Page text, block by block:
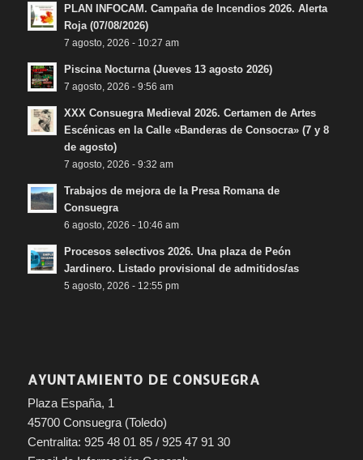
PLAN INFOCAM. Campaña de Incendios 2026. Alerta
Roja (07/08/2026)
7 agosto, 2026 - 10:27 am
Piscina Nocturna (Jueves 13 agosto 2026)
7 agosto, 2026 - 9:56 am
XXX Consuegra Medieval 2026. Certamen de Artes
Escénicas en la Calle «Banderas de Consocra» (7 y 8
de agosto)
7 agosto, 2026 - 9:32 am
Trabajos de mejora de la Presa Romana de
Consuegra
6 agosto, 2026 - 10:46 am
Procesos selectivos 2026. Una plaza de Peón
Jardinero. Listado provisional de admitidos/as
5 agosto, 2026 - 12:55 pm
AYUNTAMIENTO DE CONSUEGRA
Plaza España, 1
45700 Consuegra (Toledo)
Centralita: 925 48 01 85 / 925 47 91 30